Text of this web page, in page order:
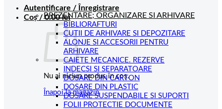
Autentificare / Înregistrare
Coș /0.00lei
Nu ai niciun produs în coș.
Înapoi la magazin
PREZENTARE; ORGANIZARE SI ARHIVARE
BIBLIORAFTURI
CUTII DE ARHIVARE SI DEPOZITARE
ALONJE SI ACCESORII PENTRU
ARHIVARE
CAIETE MECANICE. REZERVE
INDECSI SI SEPARATOARE
DOSARE DIN CARTON
DOSARE DIN PLASTIC
DOSARE SUSPENDABILE SI SUPORTI
FOLII PROTECTIE DOCUMENTE